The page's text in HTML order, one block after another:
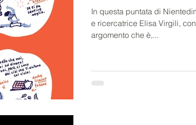
In questa puntata di
e ricercatrice Elisa Virgili,
argomento che è,...